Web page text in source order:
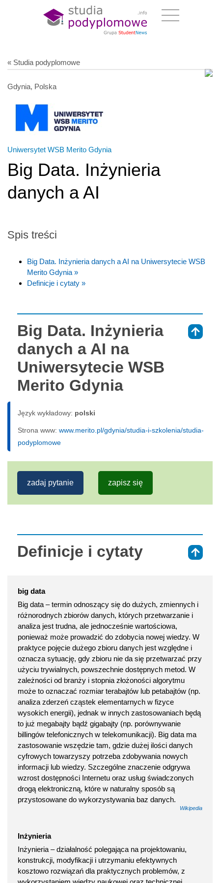
« Studia podyplomowe
Gdynia, Polska
Uniwersytet WSB Merito Gdynia
Big Data. Inżynieria
danych a AI
Spis treści
Big Data. Inżynieria danych a AI na Uniwersytecie WSB
Merito Gdynia »
Definicje i cytaty »
Big Data. Inżynieria
danych a AI na
Uniwersytecie WSB
Merito Gdynia
Język wykładowy: polski
Strona www: www.merito.pl/gdynia/studia-i-szkolenia/studia-
podyplomowe
zadaj pytanie zapisz się
Definicje i cytaty
big data
Big data – termin odnoszący się do dużych, zmiennych i
różnorodnych zbiorów danych, których przetwarzanie i
analiza jest trudna, ale jednocześnie wartościowa,
ponieważ może prowadzić do zdobycia nowej wiedzy. W
praktyce pojęcie dużego zbioru danych jest względne i
oznacza sytuację, gdy zbioru nie da się przetwarzać przy
użyciu trywialnych, powszechnie dostępnych metod. W
zależności od branży i stopnia złożoności algorytmu
może to oznaczać rozmiar terabajtów lub petabajtów (np.
analiza zderzeń cząstek elementarnych w fizyce
wysokich energii), jednak w innych zastosowaniach będą
to już megabajty bądź gigabajty (np. porównywanie
billingów telefonicznych w telekomunikacji). Big data ma
zastosowanie wszędzie tam, gdzie dużej ilości danych
cyfrowych towarzyszy potrzeba zdobywania nowych
informacji lub wiedzy. Szczególne znaczenie odgrywa
wzrost dostępności Internetu oraz usług świadczonych
drogą elektroniczną, które w naturalny sposób są
przystosowane do wykorzystywania baz danych.
Wikipedia
Inżynieria
Inżynieria – działalność polegająca na projektowaniu,
konstrukcji, modyfikacji i utrzymaniu efektywnych
kosztowo rozwiązań dla praktycznych problemów, z